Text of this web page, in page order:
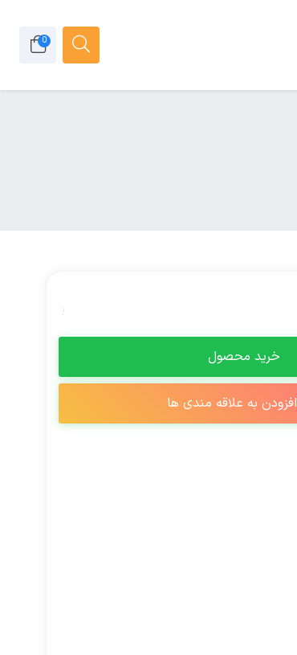
0
خرید محصول
افزودن به علاقه مندی ها